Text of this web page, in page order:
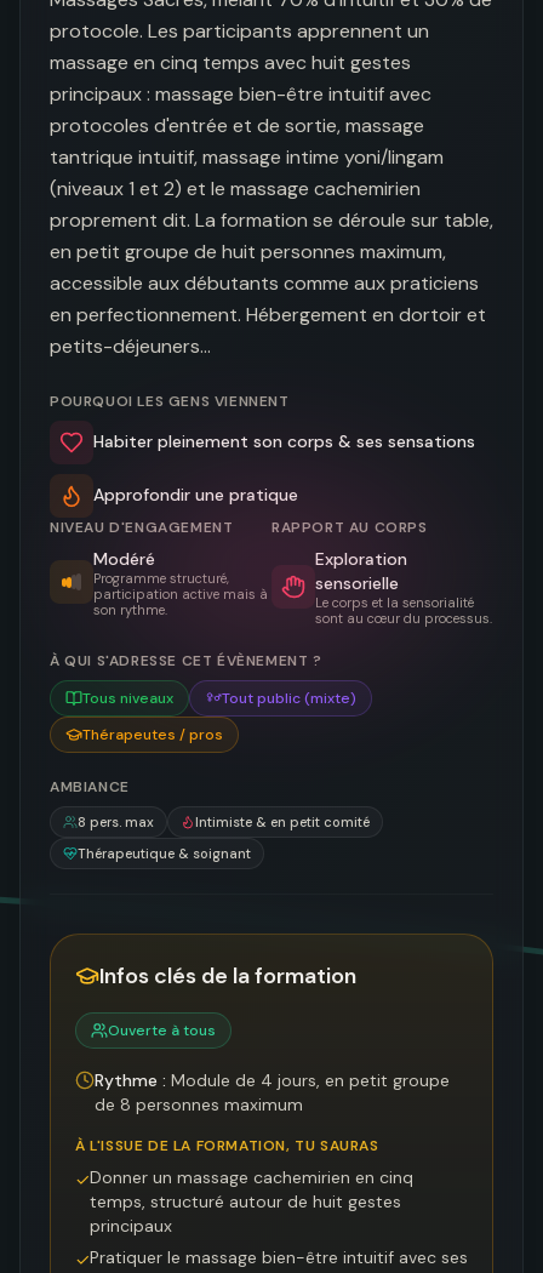
protocole. Les participants apprennent un
massage en cinq temps avec huit gestes
principaux : massage bien-être intuitif avec
protocoles d'entrée et de sortie, massage
tantrique intuitif, massage intime yoni/lingam
(niveaux 1 et 2) et le massage cachemirien
proprement dit. La formation se déroule sur table,
en petit groupe de huit personnes maximum,
accessible aux débutants comme aux praticiens
en perfectionnement. Hébergement en dortoir et
petits-déjeuners…
POURQUOI LES GENS VIENNENT
Habiter pleinement son corps & ses sensations
Approfondir une pratique
NIVEAU D'ENGAGEMENT
Modéré
Programme structuré,
participation active mais à
son rythme.
RAPPORT AU CORPS
Exploration
sensorielle
Le corps et la sensorialité
sont au cœur du processus.
À QUI S'ADRESSE CET ÉVÈNEMENT ?
Tous niveaux
Tout public (mixte)
Thérapeutes / pros
AMBIANCE
8 pers. max
Intimiste & en petit comité
Thérapeutique & soignant
Infos clés de la formation
Ouverte à tous
Rythme : Module de 4 jours, en petit groupe
de 8 personnes maximum
À L'ISSUE DE LA FORMATION, TU SAURAS
✓Donner un massage cachemirien en cinq
temps, structuré autour de huit gestes
principaux
✓Pratiquer le massage bien-être intuitif avec ses